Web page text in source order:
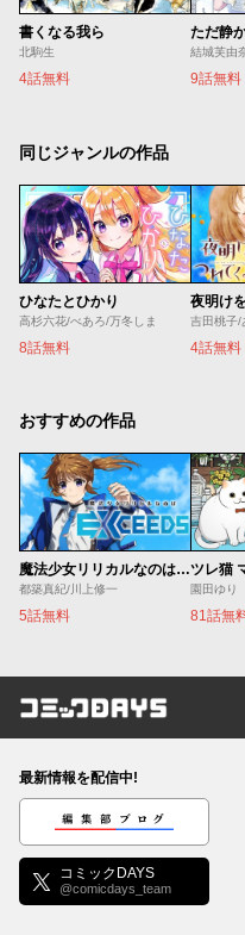
書くなる我ら
北駒生
4話無料
結城芙由
9話無料
同じジャンルの作品
ひなたとひかり
高杉六花/べあろ/万冬しま
8話無料
夜明け
吉田桃子/
4話無料
おすすめの作品
魔法少女リリカルなのは EXCEEDS
都築真紀/川上修一
5話無料
ツレ猫
園田ゆり
81話無
コミックDAYS
最新情報を配信中!
編集部ブログ
コミックDAYS
@comicdays_team